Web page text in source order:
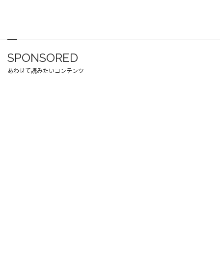
SPONSORED
あわせて読みたいコンテンツ